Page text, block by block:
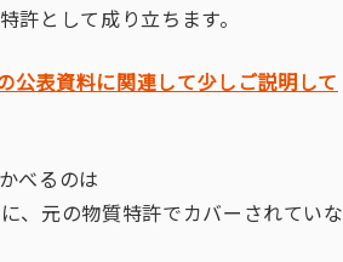
として成り立ちます。
公表資料に関連して少しご説明して
べるのは
、元の物質特許でカバーされていな